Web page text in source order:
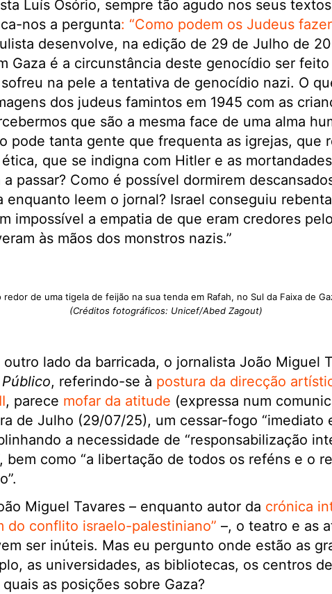
Luís Osório, sempre tão agudo nos seus
nos a pergunta: “Como podem os Judeus
desenvolve, na edição de 29 de Julho de
Gaza é a circunstância deste genocídio ser
na pele a tentativa de genocídio nazi. O
dos judeus famintos em 1945 com as
que são a mesma face de uma alma
pode tanta gente que frequenta as igrejas, que
que se indigna com Hitler e as
passar? Como é possível dormirem
enquanto leem o jornal? Israel conseguiu
impossível a empatia de que eram credores
às mãos dos monstros nazis.”
redor de uma tigela de feijão na sua tenda em Rafah, no Sul da Faixa de
(Créditos fotográficos: Unicef/Abed Zagout)
lado da barricada, o jornalista João Miguel
Público, referindo-se à postura da direcção
, parece mofar da atitude (expressa num
de Julho (29/07/25), um cessar-fogo “imediato
a necessidade de “responsabilização
bem como “a libertação de todos os reféns e o
Miguel Tavares – enquanto autor da crónica
do conflito israelo-palestiniano” –, o teatro e as
ser inúteis. Mas eu pergunto onde estão as
as universidades, as bibliotecas, os centros
as posições sobre Gaza?